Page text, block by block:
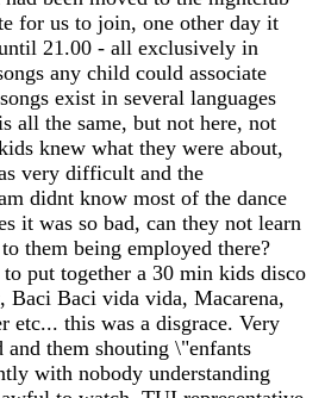
for us to join, one other day it
21.00 - all exclusively in
any child could associate
exist in several languages
all the same, but not here, not
knew what they were about,
very difficult and the
didnt know most of the dance
it was so bad, can they not learn
them being employed there?
to put together a 30 min kids disco
Baci Baci vida vida, Macarena,
etc... this was a disgrace. Very
and them shouting \"enfants
with nobody understanding